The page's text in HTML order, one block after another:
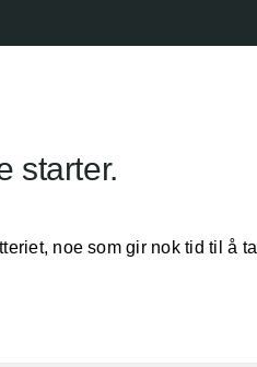
starter.
noe som gir nok tid til å ta